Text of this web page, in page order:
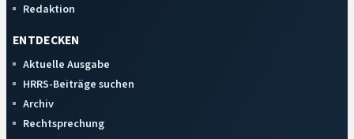
Redaktion
ENTDECKEN
Aktuelle Ausgabe
HRRS-Beiträge suchen
Archiv
Rechtsprechung